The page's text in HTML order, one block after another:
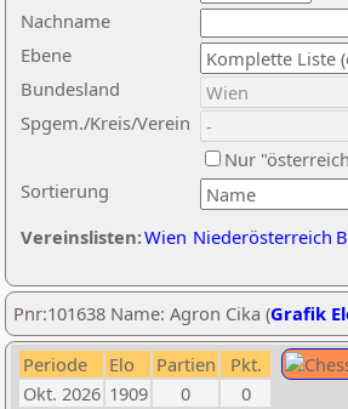
Nachname
Ebene
Sortierung
Bundesland
Spgem./Kreis/Verein
Nur
Vereinslisten:Wien Niederösterreich
Pnr:101638 Name: Agron Cika (Grafik
Periode Elo Partien
Pkt.
Okt. 2026 1909 0
0